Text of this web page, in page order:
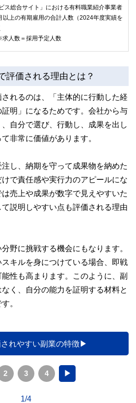
ス総合サイト」における有料職業紹介事業者
以上の有期雇用の合計人数（2024年度実績を
人数＝採用予定人数
評価される理由とは？
れるのは、「主体的に行動した経
明」になるためです。会社から与
自分で選び、行動し、成果を出し
非常に価値があります。
し、納期を守って成果物を納めた
で責任感や実行力のアピールにな
売上や成果が数字で見えやすいた
説明しやすい点も評価される理由
野に挑戦する機会にもなります。
キルを身につけている場合、即戦
性も高まります。このように、副
く、自分の能力を証明する材料と
。
れやすい副業の特徴
2 3 4 ▶
1/4